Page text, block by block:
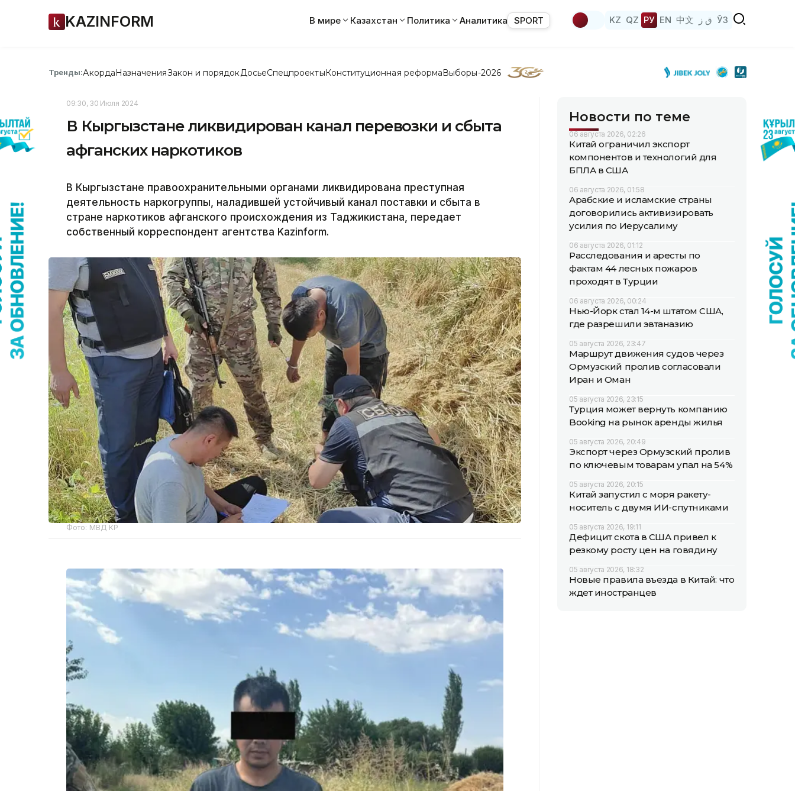
KAZINFORM В мире Казахстан Политика Аналитика SPORT KZ QZ РУ EN 中文 ق ز ЎЗ
Тренды:АкордаНазначенияЗакон и порядок ДосьеСпецпроектыКонституционная реформаВыборы-2026
09:30, 30 Июля 2024
В Кыргызстане ликвидирован канал перевозки и сбыта
афганских наркотиков
В Кыргызстане правоохранительными органами ликвидирована преступная
деятельность наркогруппы, наладившей устойчивый канал поставки и сбыта в
стране наркотиков афганского происхождения из Таджикистана, передает
собственный корреспондент агентства Kazinform.
Фото: МВД КР
Новости по теме
06 августа 2026, 02:26
Китай ограничил экспорт
компонентов и технологий для
БПЛА в США
06 августа 2026, 01:58
Арабские и исламские страны
договорились активизировать
усилия по Иерусалиму
06 августа 2026, 01:12
Расследования и аресты по
фактам 44 лесных пожаров
проходят в Турции
06 августа 2026, 00:24
Нью-Йорк стал 14-м штатом США,
где разрешили эвтаназию
05 августа 2026, 23:47
Маршрут движения судов через
Ормузский пролив согласовали
Иран и Оман
05 августа 2026, 23:15
Турция может вернуть компанию
Booking на рынок аренды жилья
05 августа 2026, 20:49
Экспорт через Ормузский пролив
по ключевым товарам упал на 54%
05 августа 2026, 20:15
Китай запустил с моря ракету-
носитель с двумя ИИ-спутниками
05 августа 2026, 19:11
Дефицит скота в США привел к
резкому росту цен на говядину
05 августа 2026, 18:32
Новые правила въезда в Китай: что
ждет иностранцев